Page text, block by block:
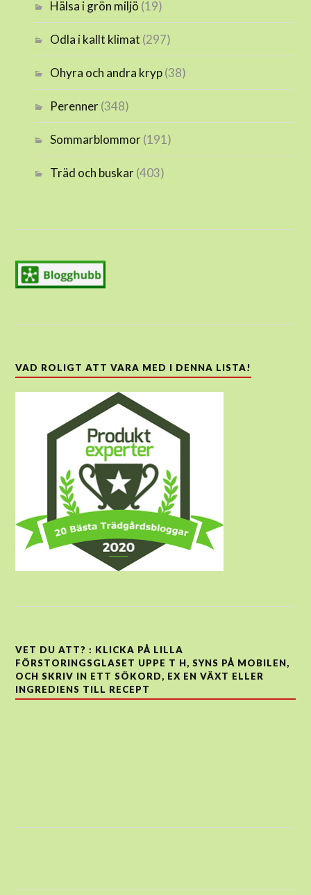
Hälsa i grön miljö (19)
Odla i kallt klimat (297)
Ohyra och andra kryp(38)
Perenner(348)
Sommarblommor(191)
Träd och buskar(403)
VAD ROLIGT ATT VARA MED I DENNA LISTA!
VET DU ATT? : KLICKA PÅ LILLA
FÖRSTORINGSGLASET UPPE T H, SYNS PÅ MOBILEN,
OCH SKRIV IN ETT SÖKORD, EX EN VÄXT ELLER
INGREDIENS TILL RECEPT